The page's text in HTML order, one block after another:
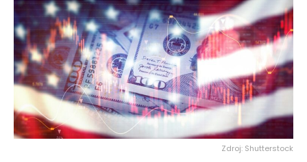
Zdroj: Shutterstock